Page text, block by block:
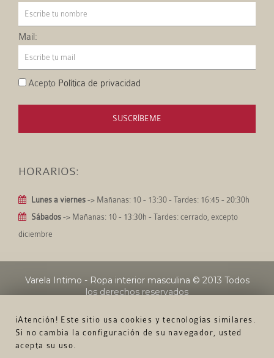
¡Atención! Este sitio usa cookies y tecnologías similares.
Si no cambia la configuración de su navegador, usted
acepta su uso.
Mail:
Acepto Política de privacidad
SUSCRÍBEME
HORARIOS:
Lunes a viernes -> Mañanas: 10 - 13:30 - Tardes: 16:45 - 20:30h
Sábados -> Mañanas: 10 - 13:30h - Tardes: cerrado, excepto
diciembre
Varela Intimo - Ropa interior masculina © 2013 Todos
los derechos reservados